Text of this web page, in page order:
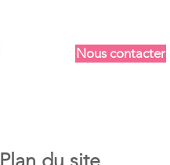
Nous contacter
Plan du site